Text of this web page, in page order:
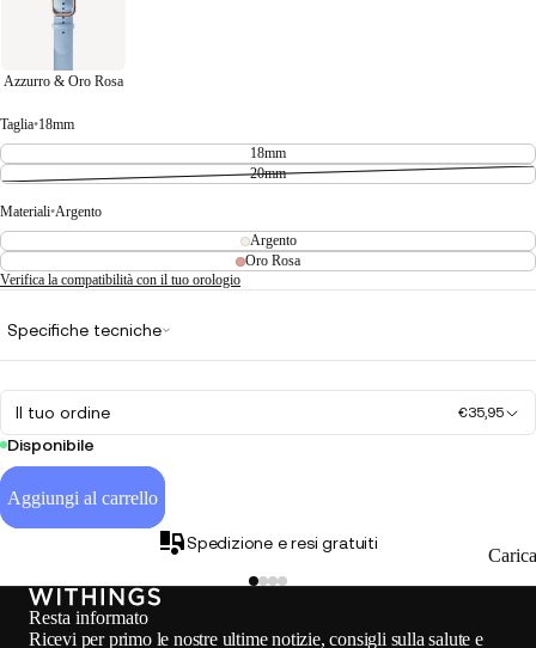
Azzurro & Oro Rosa
Taglia•18mm
18mm
20mm
Materiali•Argento
Argento
Oro Rosa
Verifica la compatibilità con il tuo orologio
Specifiche tecniche
Il tuo ordine €35,95
Disponibile
Aggiungi al carrello
Spedizione e resi gratuiti
Resta informato
Ricevi per primo le nostre ultime notizie, consigli sulla salute e